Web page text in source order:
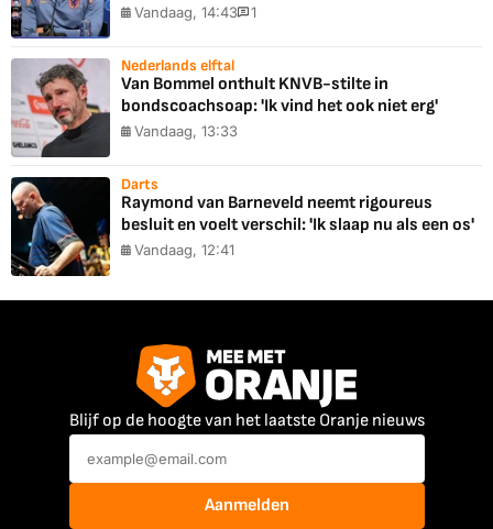
Vandaag, 14:43 1
Nederlands elftal
Van Bommel onthult KNVB-stilte in
bondscoachsoap: 'Ik vind het ook niet erg'
Vandaag, 13:33
Darts
Raymond van Barneveld neemt rigoureus
besluit en voelt verschil: 'Ik slaap nu als een os'
Vandaag, 12:41
Blijf op de hoogte van het laatste Oranje nieuws
Aanmelden